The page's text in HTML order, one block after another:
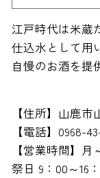
江戸時代は米蔵
仕込水として用
自慢のお酒を提
【住所】山鹿市
【電話】0968-
【営業時間】
祭日 9：00～16